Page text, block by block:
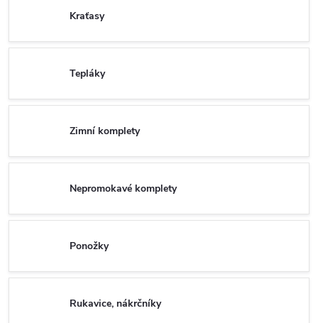
Kraťasy
Tepláky
Zimní komplety
Nepromokavé komplety
Ponožky
Rukavice, nákrčníky